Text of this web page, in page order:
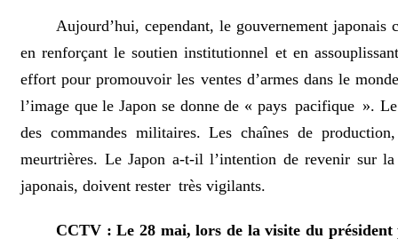
Aujourd’hui, cependant, le gouvernement
en renforçant le soutien institutionnel et en
effort pour promouvoir les ventes d’armes dans le
l’image que le Japon se donne de « pays pacifique ».
des commandes militaires. Les chaînes de
meurtrières. Le Japon a-t-il l’intention de revenir sur
japonais, doivent rester très vigilants.
CCTV : Le 28 mai, lors de la visite du président